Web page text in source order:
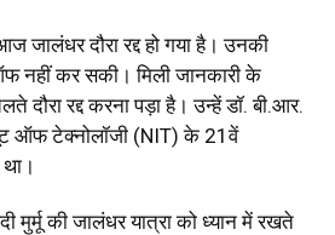
आज जालंधर दौरा रद्द हो गया है। उनकी
कर सकी। मिली जानकारी के
दौरा रद्द करना पड़ा है। उन्हें डॉ. बी.आर.
ऑफ टेक्नोलॉजी (NIT) के 21वें
मुर्मू की जालंधर यात्रा को ध्यान में रखते